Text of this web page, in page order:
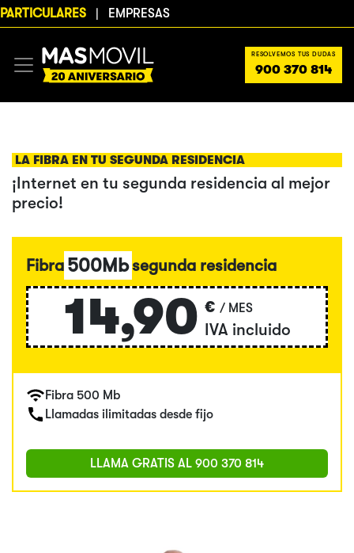
PARTICULARES | EMPRESAS
RESOLVEMOS TUS DUDAS
900 370 814
LA FIBRA EN TU SEGUNDA RESIDENCIA
¡Internet en tu segunda residencia al mejor
precio!
Fibra 500Mbsegunda residencia
14,90 € / MES
IVA incluido
Fibra 500 Mb
Llamadas ilimitadas desde fijo
LLAMA GRATIS AL 900 370 814